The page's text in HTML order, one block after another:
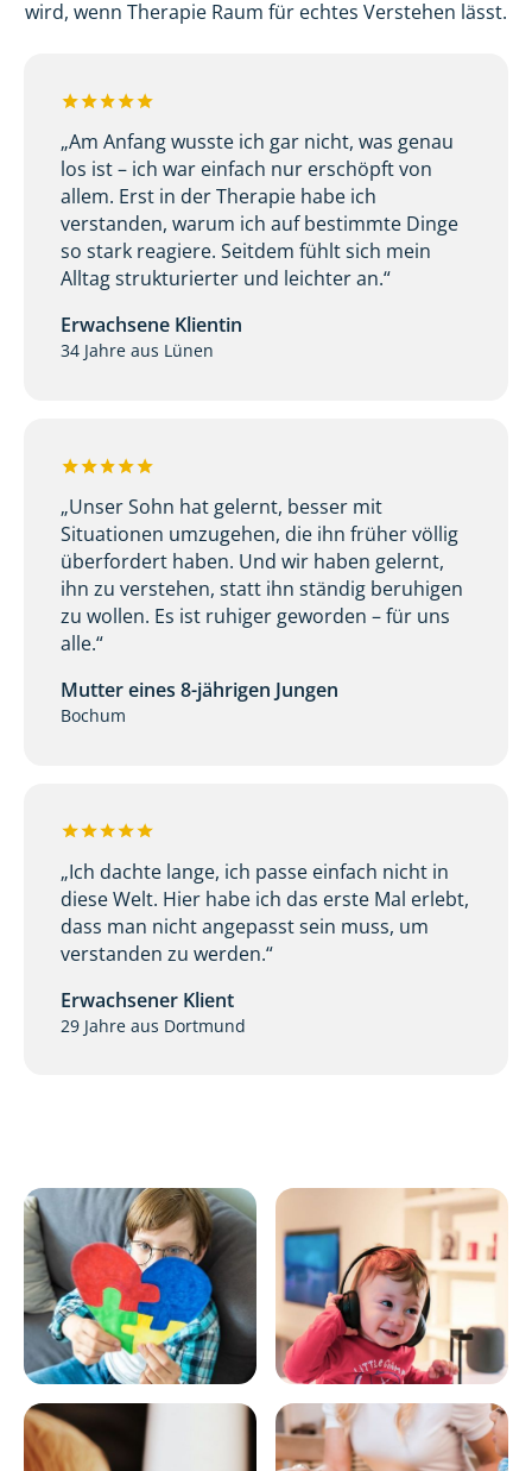
wird, wenn Therapie Raum für echtes Verstehen lässt.
„Am Anfang wusste ich gar nicht, was genau
los ist – ich war einfach nur erschöpft von
allem. Erst in der Therapie habe ich
verstanden, warum ich auf bestimmte Dinge
so stark reagiere. Seitdem fühlt sich mein
Alltag strukturierter und leichter an.“
Erwachsene Klientin
34 Jahre aus Lünen
„Unser Sohn hat gelernt, besser mit
Situationen umzugehen, die ihn früher völlig
überfordert haben. Und wir haben gelernt,
ihn zu verstehen, statt ihn ständig beruhigen
zu wollen. Es ist ruhiger geworden – für uns
alle.“
Mutter eines 8-jährigen Jungen
Bochum
„Ich dachte lange, ich passe einfach nicht in
diese Welt. Hier habe ich das erste Mal erlebt,
dass man nicht angepasst sein muss, um
verstanden zu werden.“
Erwachsener Klient
29 Jahre aus Dortmund